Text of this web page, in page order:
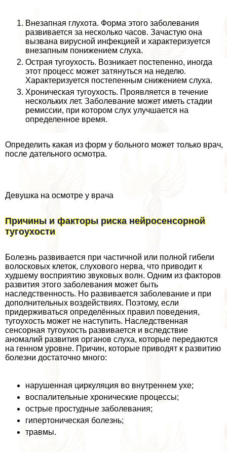
Внезапная глухота. Форма этого заболевания
развивается за несколько часов. Зачастую она
вызвана вирусной инфекцией и хаpaктеризуется
внезапным понижением слуха.
Острая тугоухость. Возникает постепенно, иногда
этот процесс может затянуться на неделю.
Хаpaктеризуется постепенным снижением слуха.
Хроническая тугоухость. Проявляется в течение
нескольких лет. Заболевание может иметь стадии
ремиссии, при котором слух улучшается на
определенное время.
Определить какая из форм у больного может только врач,
после дательного осмотра.
Девушка на осмотре у врача
Причины и факторы риска нейросенсорной
тугоухости
Болезнь развивается при частичной или полной гибели
волосковых клеток, слухового нерва, что приводит к
худшему восприятию звуковых волн. Одним из факторов
развития этого заболевания может быть
наследственность. Но развивается заболевание и при
дополнительных воздействиях. Поэтому, если
придерживаться определённых правил поведения,
тугоухость может не наступить. Наследственная
сенсорная тугоухость развивается и вследствие
аномалий развития органов слуха, которые передаются
на генном уровне. Причин, которые приводят к развитию
болезни достаточно много:
нарушенная циркуляция во внутреннем ухе;
воспалительные хронические процессы;
острые простудные заболевания;
гипертоническая болезнь;
травмы.